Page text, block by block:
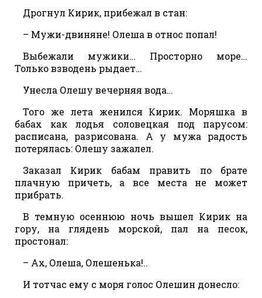
Дрогнул Кирик, прибежал в стан:
– Мужи-двиняне! Олеша в относ попал!
Выбежали мужики… Просторно море…
Только взводень рыдает…
Унесла Олешу вечерняя вода…
Того же лета женился Кирик. Моряшка в
бабах как лодья соловецкая под парусом:
расписана, разрисована. А у мужа радость
потерялась: Олешу зажалел.
Заказал Кирик бабам править по брате
плачную причеть, а все места не может
прибрать.
В темную осеннюю ночь вышел Кирик на
гору, на глядень морской, пал на песок,
простонал:
– Ах, Олеша, Олешенька!..
И тотчас ему с моря голос Олешин донесло: